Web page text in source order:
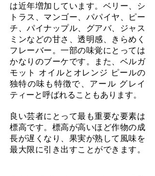
は近年増加しています。 ベリー、シ
トラス、マンゴー、パパイヤ、ピー
チ、パイナップル、グアバ、ジャス
ミンなどの甘さ、透明感、きらめく
フレーバー。一部の味覚にとっては
かなりのブーケです。また、ベルガ
モット オイルとオレンジ ピールの
独特の味も特徴で、アール グレイ
ティーと呼ばれることもあります。 ​
良い芸者にとって最も重要な要素は
標高です。標高が高いほど作物の成
長が遅くなり、果実が熟して風味を
最大限に引き出すことができます。